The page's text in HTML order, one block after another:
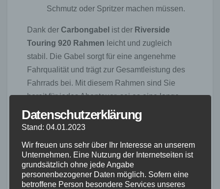
Schmutz oder Spritzer machen müssen.
Dank der Carbongabel ist der Riverside
Touring 920 Rahmen leicht und zugleich
stabil. Die Gabel sorgt für eine angenehme
Fahrqualität und trägt zur Gesamtleistung des
Fahrrads bei. Mit diesem Rahmen sind Sie
bereit für jedes Abenteuer, sei es eine lange
Radtour oder eine Offroad-Expedition.
Versatility and Durability:
„Der Rahmen des Riverside Touring
Datenschutzerklärung
Stand: 04.01.2023
Wir freuen uns sehr über Ihr Interesse an unserem
Unternehmen. Eine Nutzung der Internetseiten ist
grundsätzlich ohne jede Angabe
personenbezogener Daten möglich. Sofern eine
betroffene Person besondere Services unseres